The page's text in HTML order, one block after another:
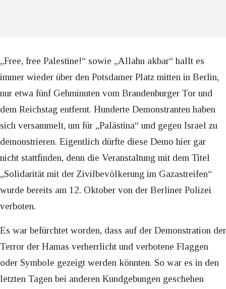
„Free, free Palestine!“ sowie „Allahu akbar“ hallt es
immer wieder über den Potsdamer Platz mitten in Berlin,
nur etwa fünf Gehminuten vom Brandenburger Tor und
dem Reichstag entfernt. Hunderte Demonstranten haben
sich versammelt, um für „Palästina“ und gegen Israel zu
demonstrieren. Eigentlich dürfte diese Demo hier gar
nicht stattfinden, denn die Veranstaltung mit dem Titel
„Solidarität mit der Zivilbevölkerung im Gazastreifen“
wurde bereits am 12. Oktober von der Berliner Polizei
verboten.
Es war befürchtet worden, dass auf der Demonstration der
Terror der Hamas verherrlicht und verbotene Flaggen
oder Symbole gezeigt werden könnten. So war es in den
letzten Tagen bei anderen Kundgebungen geschehen